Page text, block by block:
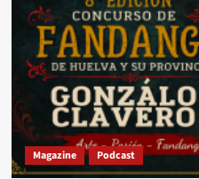
Magazine Podcast